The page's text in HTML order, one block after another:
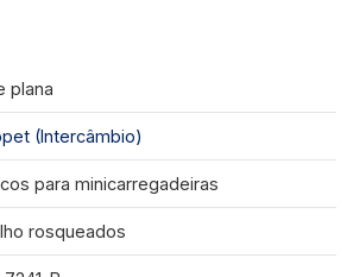
plana
(Intercâmbio)
para minicarregadeiras
rosqueados